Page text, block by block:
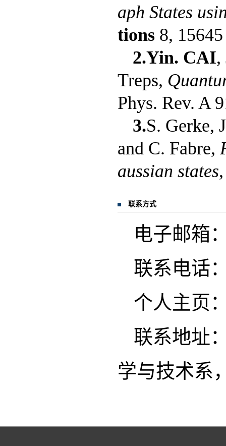
aph States
tions 8,
2.Yin. CAI,
Treps,
Phys. Rev. A
3.S. Gerke,
and C. Fabre,
aussian states
联系方式
电子邮箱
联系电话
个人主页
联系地址
学与技术系